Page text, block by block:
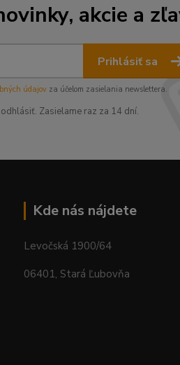
akcie a
Prihlásiť sa
údajovza účelom zasielania newslettera.
Zasielame raz za 14 dní.
Kde nás nájdete
Levočská 1900/64
06401, Stará Ľubovňa